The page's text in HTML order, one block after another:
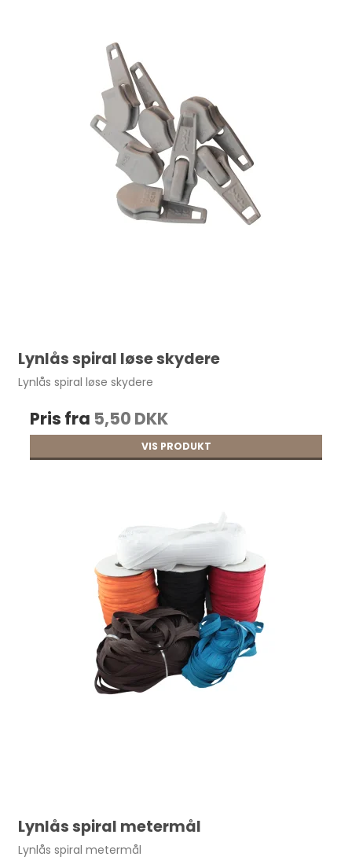
Lynlås spiral løse skydere
Lynlås spiral løse skydere
Pris fra 5,50 DKK
VIS PRODUKT
Lynlås spiral metermål
Lynlås spiral metermål